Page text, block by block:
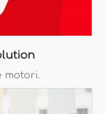
motori.